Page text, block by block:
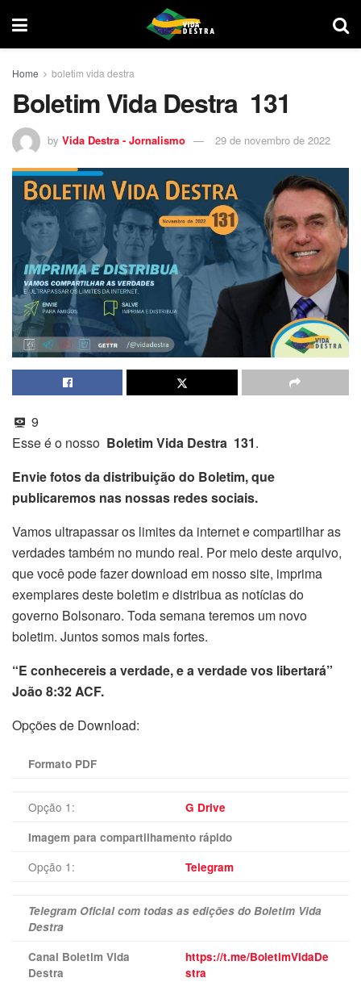
Home boletim vida destra
Boletim Vida Destra 131
by Vida Destra - Jornalismo 29 de novembro de 2022
9
Esse é o nosso Boletim Vida Destra 131.
Envie fotos da distribuição do Boletim, que
publicaremos nas nossas redes sociais.
Vamos ultrapassar os limites da internet e compartilhar as
verdades também no mundo real. Por meio deste arquivo,
que você pode fazer download em nosso site, imprima
exemplares deste boletim e distribua as notícias do
governo Bolsonaro. Toda semana teremos um novo
boletim. Juntos somos mais fortes.
“E conhecereis a verdade, e a verdade vos libertará”
João 8:32 ACF.
Opções de Download:
Formato PDF
Opção 1:
G Drive
Imagem para compartilhamento rápido
Opção 1: Telegram
Telegram Oficial com todas as edições do Boletim Vida
Destra
Canal Boletim Vida
Destra
https://t.me/BoletimVidaDe
stra